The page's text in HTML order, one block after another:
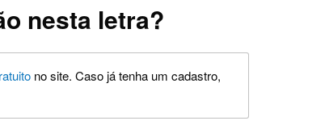
nesta letra?
no site. Caso já tenha um cadastro,